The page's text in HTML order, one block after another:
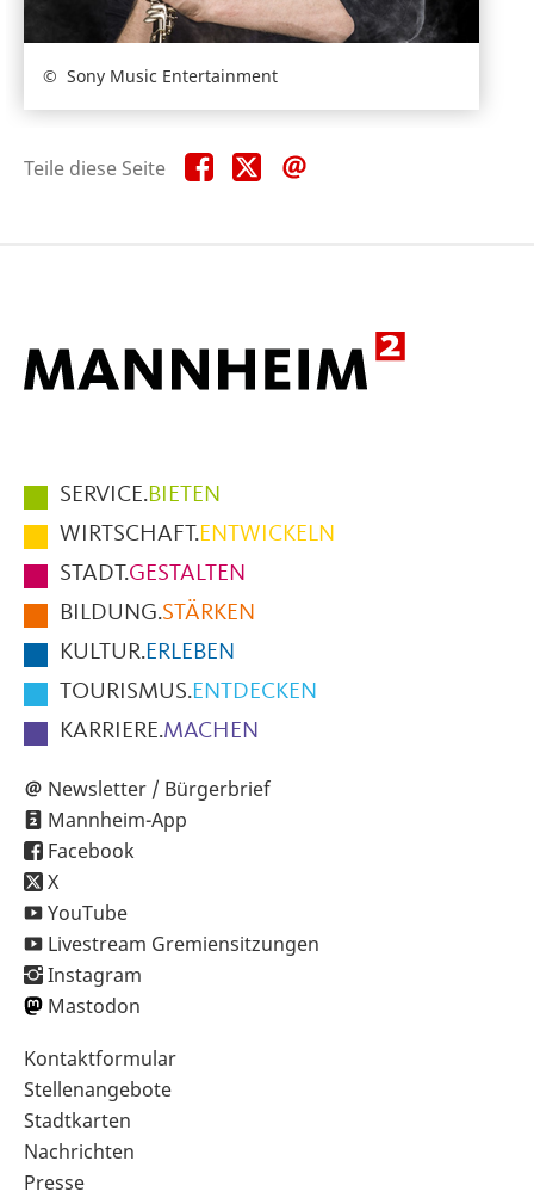
Sony Music Entertainment
Teile diese Seite Teile
diese
Teile
diese
Hauptmenüpunkte
im
Fußbereich
der
Seite
SERVICE.BIETEN
WIRTSCHAFT.ENTWICKELN
STADT.GESTALTEN
BILDUNG.STÄRKEN
KULTUR.ERLEBEN
TOURISMUS.ENTDECKEN
KARRIERE.MACHEN
Newsletter / Bürgerbrief
Mannheim-App
Facebook
X
YouTube
Livestream Gremiensitzungen
Instagram
Mastodon
Sekundärnavigation
im
Fußbereich
Kontaktformular
Stellenangebote
Stadtkarten
Nachrichten
Presse